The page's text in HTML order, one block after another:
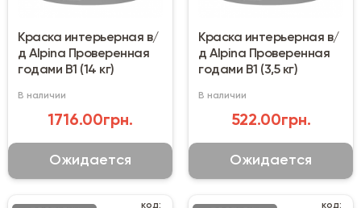
Краска интерьерная в/
д Alpina Проверенная
годами B1 (14 кг)
В наличии
1716.00грн.
Ожидается
Краска интерьерная в/
д Alpina Проверенная
годами B1 (3,5 кг)
В наличии
522.00грн.
Ожидается
код:
код: